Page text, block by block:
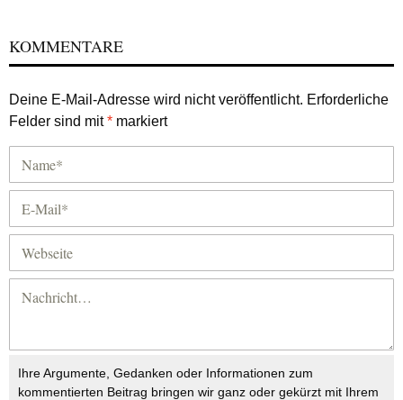
KOMMENTARE
Deine E-Mail-Adresse wird nicht veröffentlicht. Erforderliche
Felder sind mit* markiert
Ihre Argumente, Gedanken oder Informationen zum
kommentierten Beitrag bringen wir ganz oder gekürzt mit Ihrem